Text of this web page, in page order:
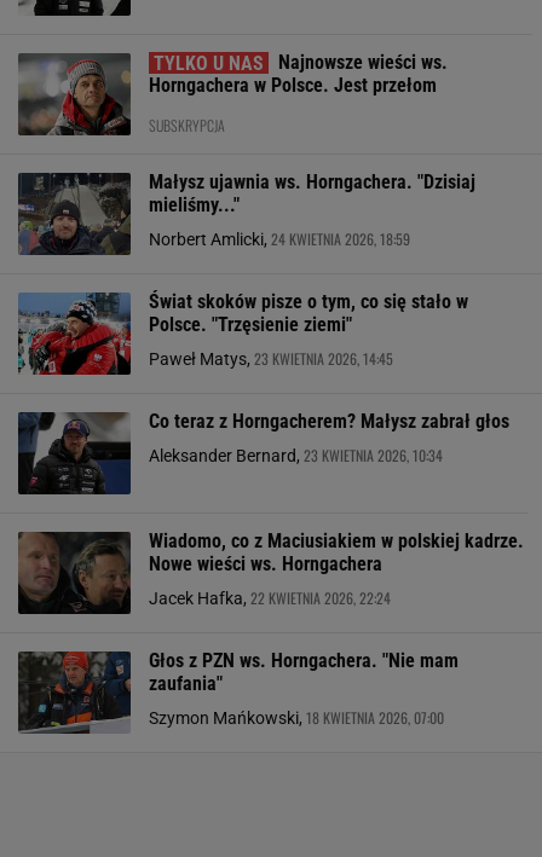
Najnowsze wieści ws.
Horngachera w Polsce. Jest przełom
SUBSKRYPCJA
Małysz ujawnia ws. Horngachera. "Dzisiaj
mieliśmy..."
Norbert Amlicki, 24 KWIETNIA 2026, 18:59
Świat skoków pisze o tym, co się stało w
Polsce. "Trzęsienie ziemi"
Paweł Matys, 23 KWIETNIA 2026, 14:45
Co teraz z Horngacherem? Małysz zabrał głos
Aleksander Bernard, 23 KWIETNIA 2026, 10:34
Wiadomo, co z Maciusiakiem w polskiej kadrze.
Nowe wieści ws. Horngachera
Jacek Hafka, 22 KWIETNIA 2026, 22:24
Głos z PZN ws. Horngachera. "Nie mam
zaufania"
Szymon Mańkowski, 18 KWIETNIA 2026, 07:00